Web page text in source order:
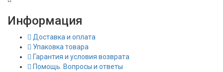
Информация
Доставка и оплата
Упаковка товара
Гарантия и условия возврата
Помощь. Вопросы и ответы